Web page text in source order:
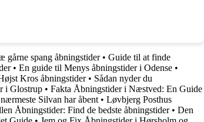
gårne spang åbningstider• Guide til at finde
• En guide til Menys åbningstider i Odense •
Kros åbningstider• Sådan nyder du
i Glostrup • Fakta Åbningstider i Næstved: En Guide
Silvan har åbent • Løvbjerg Posthus
Åbningstider: Find de bedste åbningstider• Den